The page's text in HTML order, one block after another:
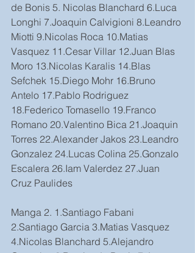
de Bonis 5. Nicolas Blanchard 6.Luca
Longhi 7.Joaquin Calvigioni 8.Leandro
Miotti 9.Nicolas Roca 10.Matias
Vasquez 11.Cesar Villar 12.Juan Blas
Moro 13.Nicolas Karalis 14.Blas
Sefchek 15.Diego Mohr 16.Bruno
Antelo 17.Pablo Rodriguez
18.Federico Tomasello 19.Franco
Romano 20.Valentino Bica 21.Joaquin
Torres 22.Alexander Jakos 23.Leandro
Gonzalez 24.Lucas Colina 25.Gonzalo
Escalera 26.Iam Valerdez 27.Juan
Cruz Paulides
Manga 2. 1.Santiago Fabani
2.Santiago Garcia 3.Matias Vasquez
4.Nicolas Blanchard 5.Alejandro